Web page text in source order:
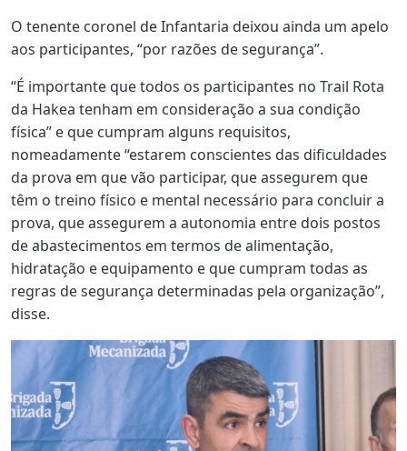
O tenente coronel de Infantaria deixou ainda um apelo
aos participantes, “por razões de segurança”.
“É importante que todos os participantes no Trail Rota
da Hakea tenham em consideração a sua condição
física” e que cumpram alguns requisitos,
nomeadamente “estarem conscientes das dificuldades
da prova em que vão participar, que assegurem que
têm o treino físico e mental necessário para concluir a
prova, que assegurem a autonomia entre dois postos
de abastecimentos em termos de alimentação,
hidratação e equipamento e que cumpram todas as
regras de segurança determinadas pela organização”,
disse.